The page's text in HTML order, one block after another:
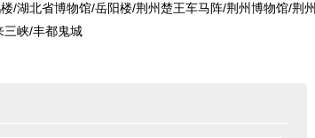
/湖北省博物馆/岳阳楼/荆州楚王车马阵/荆州博物馆/荆州
三峡/丰都鬼城